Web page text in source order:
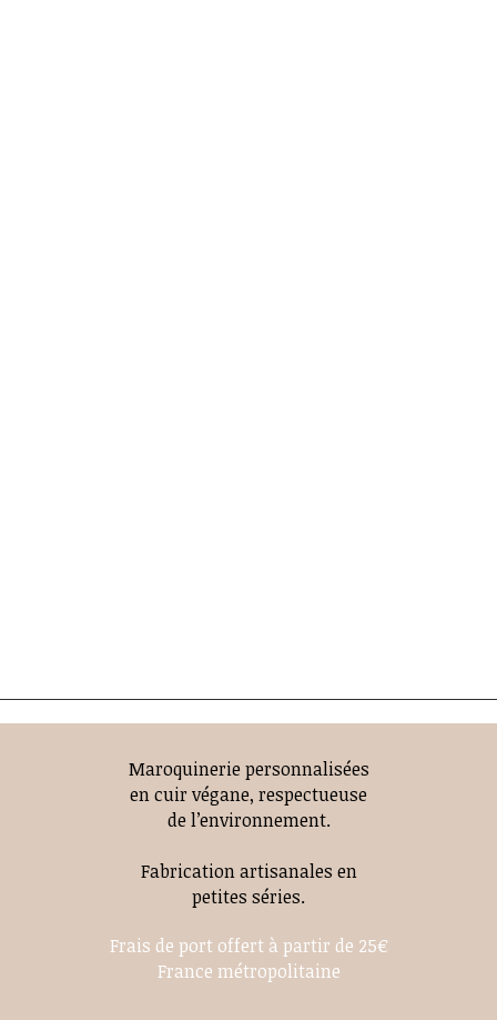
Maroquinerie personnalisées
en cuir végane, respectueuse
de l’environnement.
Fabrication artisanales en
petites séries.
Frais de port offert à partir de 25€
France métropolitaine